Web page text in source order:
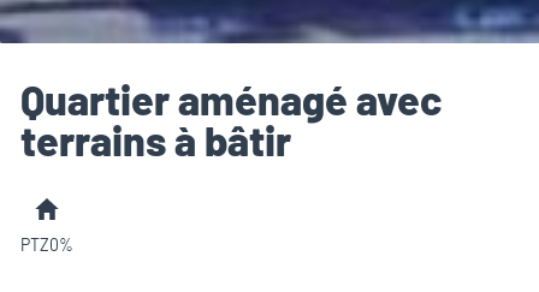
Quartier aménagé avec
terrains à bâtir
PTZ0%